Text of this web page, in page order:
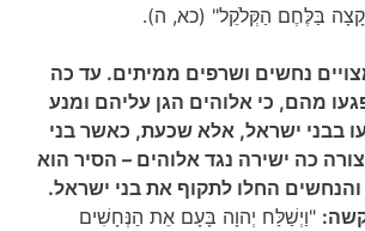
קָצָה בַּלֶּחֶם הַקְּלֹקֵל" (כא, ה).
נחשים ושרפים ממיתים. עד כה
מהם, כי אלוהים הגן עליהם ומנע
בבני ישראל, אלא שכעת, כאשר בני
כה ישירה נגד אלוהים – הסיר הוא
החלו לתקוף את בני ישראל.
"וַיְשַׁלַּח יְהוָה בָּעָם אֵת הַנְּחָשִׁים